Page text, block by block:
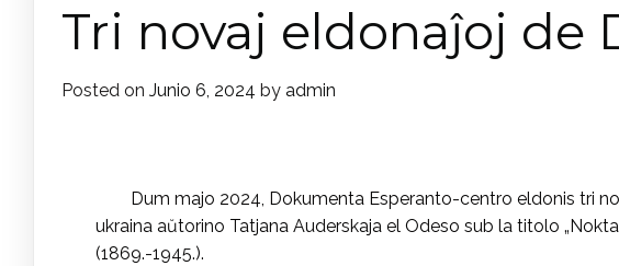
Tri novaj eldonaĵoj de
Posted on Junio 6, 2024 by admin
Dum majo 2024, Dokumenta Esperanto-centro eldonis tri
ukraina aŭtorino Tatjana Auderskaja el Odeso sub la titolo
(1869.-1945.).